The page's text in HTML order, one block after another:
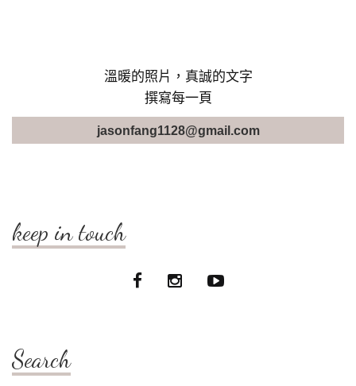
溫暖的照片，真誠的文字
撰寫每一頁
jasonfang1128@gmail.com
keep in touch
Search